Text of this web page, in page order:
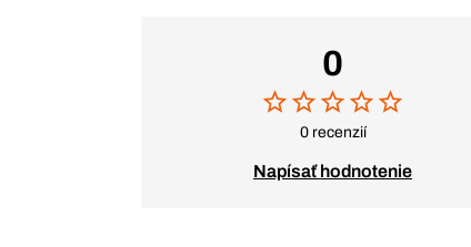
0
0 recenzií
Napísať hodnotenie